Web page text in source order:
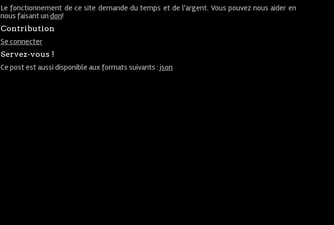
Le fonctionnement de ce site demande du temps et de l'argent. Vous pouvez nous aider en
nous faisant undon!
Contribution
Se connecter
Servez-vous !
Ce post est aussi disponible aux formats suivants : json